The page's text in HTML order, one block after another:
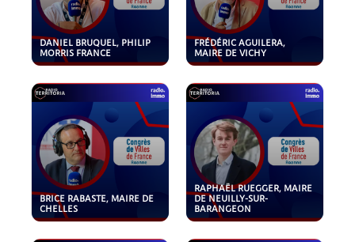
DANIEL BRUQUEL, PHILIP
MORRIS FRANCE
FRÉDÉRIC AGUILERA,
MAIRE DE VICHY
BRICE RABASTE, MAIRE DE
CHELLES
RAPHAËL RUEGGER, MAIRE
DE NEUILLY-SUR-
BARANGEON